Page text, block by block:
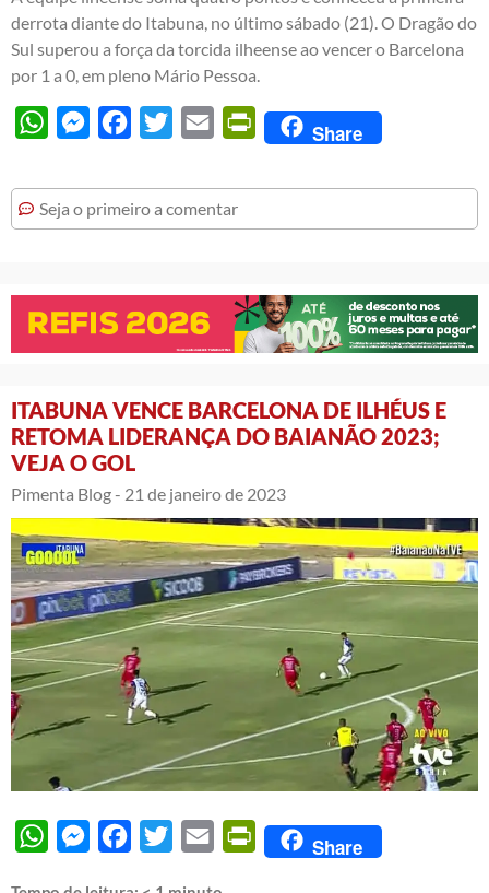
derrota diante do Itabuna, no último sábado (21). O Dragão do
Sul superou a força da torcida ilheense ao vencer o Barcelona
por 1 a 0, em pleno Mário Pessoa.
WhatsAppMessengerFacebook
Twitter Email PrintFriendly
Share
Seja o primeiro a comentar
ITABUNA VENCE BARCELONA DE ILHÉUS E
RETOMA LIDERANÇA DO BAIANÃO 2023;
VEJA O GOL
Pimenta Blog - 21 de janeiro de 2023
WhatsAppMessengerFacebook
Twitter Email PrintFriendly
Share